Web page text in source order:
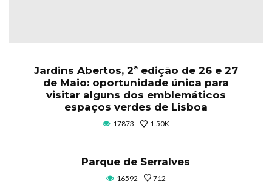
Jardins Abertos, 2ª edição de 26 e 27
de Maio: oportunidade única para
visitar alguns dos emblemáticos
espaços verdes de Lisboa
17873 1.50K
Parque de Serralves
16592 712